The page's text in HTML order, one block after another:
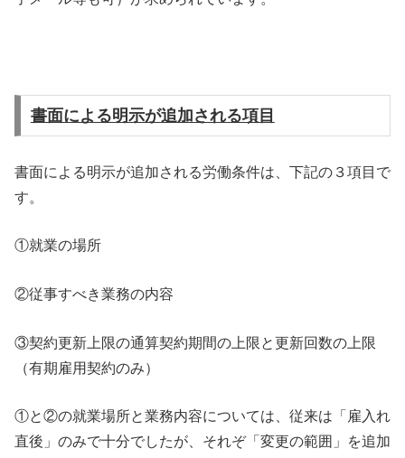
書面による明示が追加される項目
書面による明示が追加される労働条件は、下記の３項目で
す。
①就業の場所
②従事すべき業務の内容
③契約更新上限の通算契約期間の上限と更新回数の上限
（有期雇用契約のみ）
①と②の就業場所と業務内容については、従来は「雇入れ
直後」のみで十分でしたが、それぞ「変更の範囲」を追加